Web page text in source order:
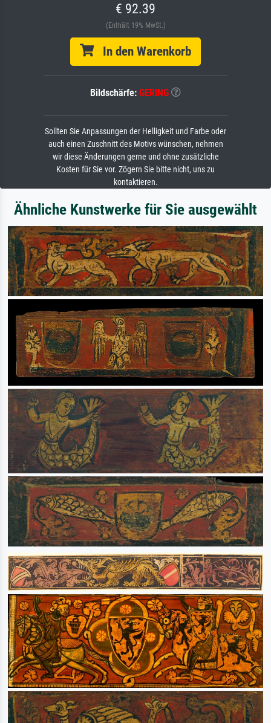
€ 92.39
(Enthält 19% MwSt.)
In den Warenkorb
Bildschärfe: GERING
Sollten Sie Anpassungen der Helligkeit und Farbe oder
auch einen Zuschnitt des Motivs wünschen, nehmen
wir diese Änderungen gerne und ohne zusätzliche
Kosten für Sie vor. Zögern Sie bitte nicht, uns zu
kontaktieren.
Ähnliche Kunstwerke für Sie ausgewählt